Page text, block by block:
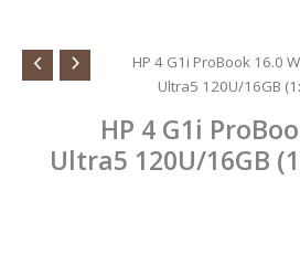
/ HP 4 G1i ProBook 16.0
Ultra5 120U/16GB
HP 4 G1i
Ultra5 120U/16GB